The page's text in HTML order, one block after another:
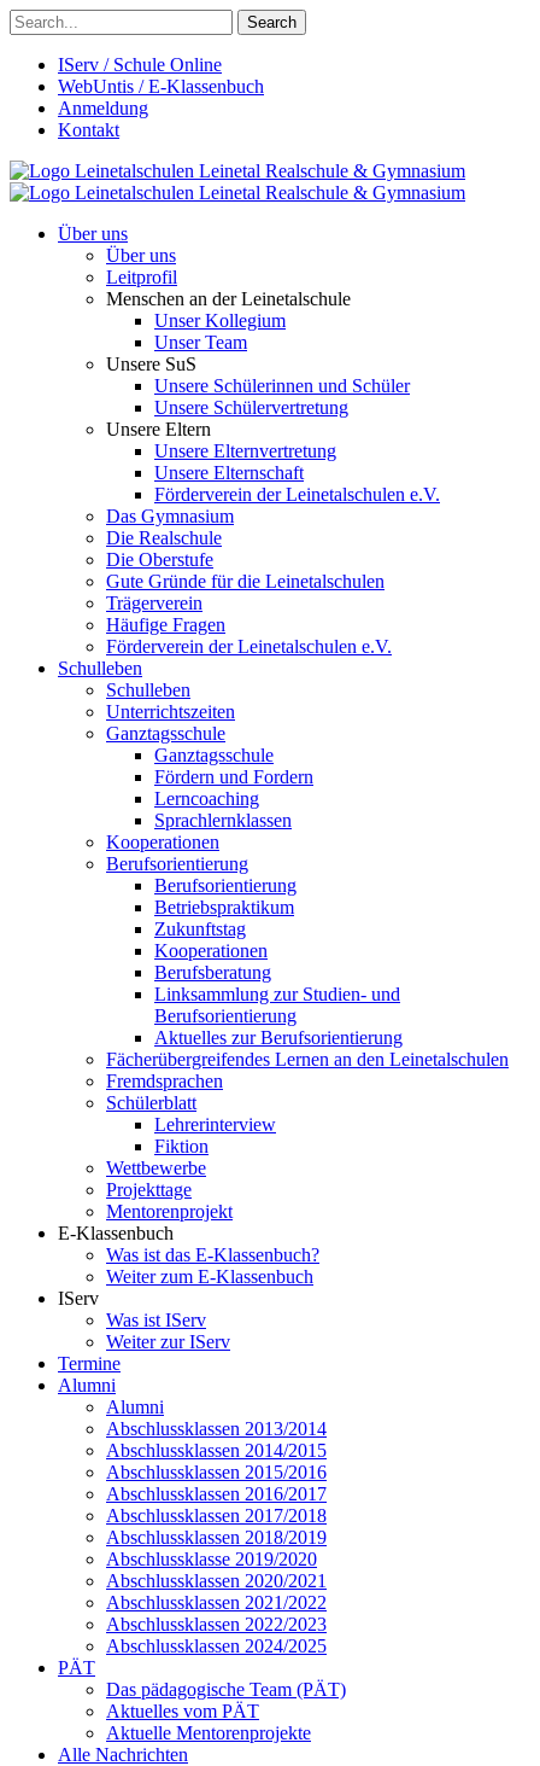
Search
IServ / Schule Online
WebUntis / E-Klassenbuch
Anmeldung
Kontakt
Leinetalschulen Leinetal Realschule & Gymnasium
Leinetalschulen Leinetal Realschule & Gymnasium
Über uns
Über uns
Leitprofil
Menschen an der Leinetalschule
Unser Kollegium
Unser Team
Unsere SuS
Unsere Schülerinnen und Schüler
Unsere Schülervertretung
Unsere Eltern
Unsere Elternvertretung
Unsere Elternschaft
Förderverein der Leinetalschulen e.V.
Das Gymnasium
Die Realschule
Die Oberstufe
Gute Gründe für die Leinetalschulen
Trägerverein
Häufige Fragen
Förderverein der Leinetalschulen e.V.
Schulleben
Schulleben
Unterrichtszeiten
Ganztagsschule
Ganztagsschule
Fördern und Fordern
Lerncoaching
Sprachlernklassen
Kooperationen
Berufsorientierung
Berufsorientierung
Betriebspraktikum
Zukunftstag
Kooperationen
Berufsberatung
Linksammlung zur Studien- und
Berufsorientierung
Aktuelles zur Berufsorientierung
Fächerübergreifendes Lernen an den Leinetalschulen
Fremdsprachen
Schülerblatt
Lehrerinterview
Fiktion
Wettbewerbe
Projekttage
Mentorenprojekt
E-Klassenbuch
Was ist das E-Klassenbuch?
Weiter zum E-Klassenbuch
IServ
Was ist IServ
Weiter zur IServ
Termine
Alumni
Alumni
Abschlussklassen 2013/2014
Abschlussklassen 2014/2015
Abschlussklassen 2015/2016
Abschlussklassen 2016/2017
Abschlussklassen 2017/2018
Abschlussklassen 2018/2019
Abschlussklasse 2019/2020
Abschlussklassen 2020/2021
Abschlussklassen 2021/2022
Abschlussklassen 2022/2023
Abschlussklassen 2024/2025
PÄT
Das pädagogische Team (PÄT)
Aktuelles vom PÄT
Aktuelle Mentorenprojekte
Alle Nachrichten